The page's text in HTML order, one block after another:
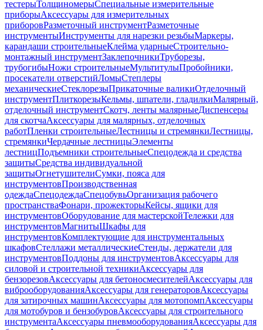
тестерыТолщиномерыСпециальные измерительные
приборыАксессуары для измерительных
приборовРазметочный инструментРазметочные
инструментыИнструменты для нарезки резьбыМаркеры,
карандаши строительныеКлейма ударныеСтроительно-
монтажный инструментЗаклепочникиТруборезы,
трубогибыНожи строительныеМультитулыПробойники,
просекатели отверстийЛомыСтеплеры
механическиеСтеклорезыПрикаточные валикиОтделочный
инструментПлиткорезыКельмы, шпатели, гладилкиМалярный,
отделочный инструментСкотч, ленты малярныеДиспенсеры
для скотчаАксессуары для малярных, отделочных
работПленки строительныеЛестницы и стремянкиЛестницы,
стремянкиЧердачные лестницыЭлементы
лестницПодъемники строительныеСпецодежда и средства
защитыСредства индивидуальной
защитыОгнетушителиСумки, пояса для
инструментовПроизводственная
одеждаСпецодеждаСпецобувьОрганизация рабочего
пространстваФонари, прожекторыКейсы, ящики для
инструментовОборудование для мастерскойТележки для
инструментовМагнитыШкафы для
инструментовКомплектующие для инструментальных
шкафовСтеллажи металлическиеСтенды, держатели для
инструментовПоддоны для инструментовАксессуары для
силовой и строительной техникиАксессуары для
бензорезовАксессуары для бетоносмесителейАксессуары для
виброоборудованияАксессуары для генераторовАксессуары
для затирочных машинАксессуары для мотопомпАксессуары
для мотобуров и бензобуровАксессуары для строительного
инструментаАксессуары пневмооборудованияАксессуары для